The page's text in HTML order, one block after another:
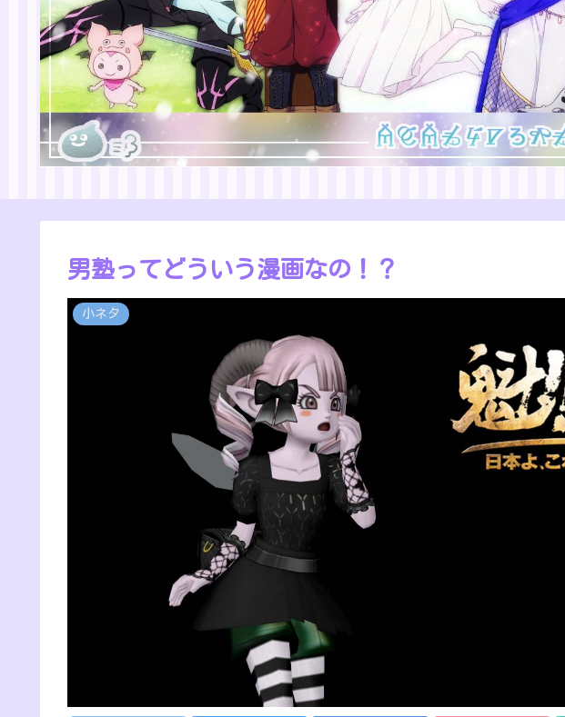
男塾ってどういう漫画なの！？
小ネタ